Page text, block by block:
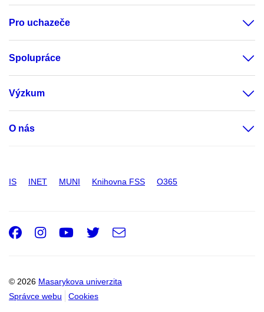
Pro uchazeče
Spolupráce
Výzkum
O nás
IS INET MUNI Knihovna FSS O365
© 2026 Masarykova univerzita
Správce webu
Cookies
Facebook
Instagram
Youtube
Twitter
e-